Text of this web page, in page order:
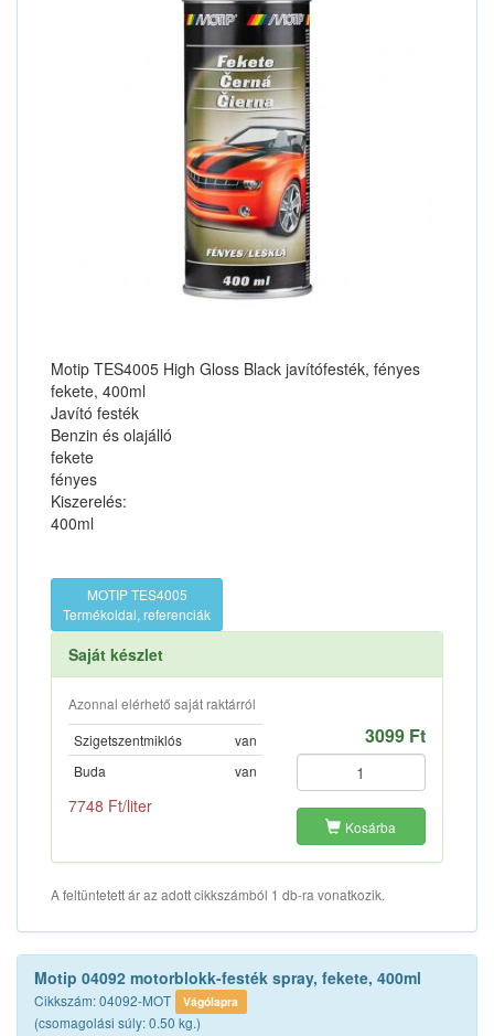
Motip TES4005 High Gloss Black javítófesték, fényes
fekete, 400ml
Javító festék
Benzin és olajálló
fekete
fényes
Kiszerelés:
400ml
MOTIP TES4005
Termékoldal, referenciák
Saját készlet
Azonnal elérhető saját raktárról
Szigetszentmiklós
van
Buda
van
7748 Ft/liter
3099 Ft
Kosárba
A feltüntetett ár az adott cikkszámból 1 db-ra vonatkozik.
Motip 04092 motorblokk-festék spray, fekete, 400ml
Cikkszám: 04092-MOT Vágólapra
(csomagolási súly: 0.50 kg.)